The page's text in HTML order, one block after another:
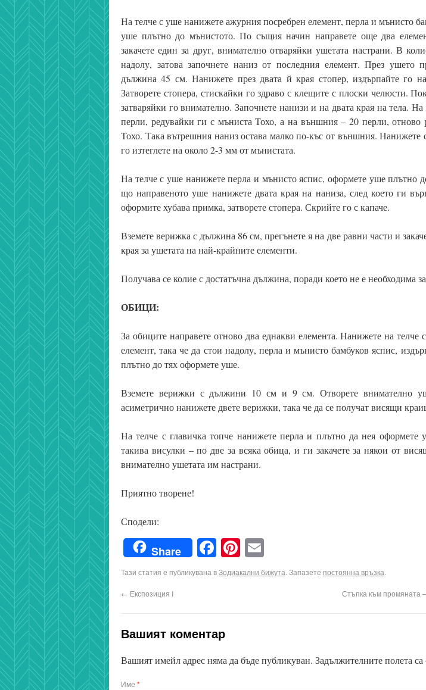
На телче с уше нанижете ажурния посребрен елемент, перла и мънисто
уше плътно до мънистото. По същия начин направете още два
закачете един за друг, внимателно отваряйки ушетата настрани. В
надолу, затова започнете наниз от последния елемент. През ушето
дължина 45 см. Нанижете през двата й края стопер, издърпайте го
Затворете стопера, стискайки го здраво с клещите с плоски челюсти.
затваряйки го внимателно. Започнете нанизи и на двата края на тела.
перли, редувайки ги с мъниста Тохо, а на външния – 20 перли, отново
Тохо. Така вътрешния наниз остава малко по-къс от външния. Нанижете
го изтеглете на около 2-3 мм от мънистата.
На телче с уше нанижете перла и мънисто яспис, оформете уше плътно
що направеното уше нанижете двата края на наниза, след което ги
оформите хубава примка, затворете стопера. Скрийте го с капаче.
Вземете верижка с дължина 86 см, прегънете я на две равни части и
края за ушетата на най-крайните елементи.
Получава се колие с достатъчна дължина, поради което не е необходима
ОБИЦИ:
За обиците направете отново два еднакви елемента. Нанижете на
елемент, така че да стои надолу, перла и мънисто бамбуков яспис,
плътно до тях оформете уше.
Вземете верижки с дължини 10 см и 9 см. Отворете внимателно
асиметрично нанижете двете верижки, така че да се получат висящи
На телче с главичка топче нанижете перла и плътно да нея оформете
такива висулки – по две за всяка обица, и ги закачете за някои от
внимателно ушетата им настрани.
Приятно творене!
Сподели:
Share Facebook
Pinterest
Тази статия е публикувана вЗодиакални бижута. Запазете постоянна връзка.
← Експозиция I Стъпка към промяната
Вашият коментар
Вашият имейл адрес няма да бъде публикуван. Задължителните полета са
Име *